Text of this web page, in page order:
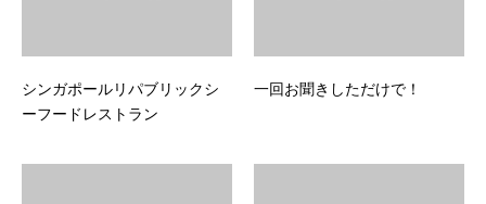
シンガポールリパブリックシ
ーフードレストラン
一回お聞きしただけで！